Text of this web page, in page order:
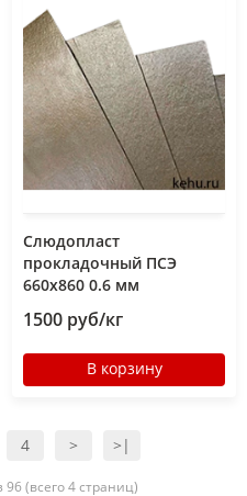
Слюдопласт
прокладочный ПСЭ
660x860 0.6 мм
1500 руб/кг
В корзину
4 > >|
96 (всего 4 страниц)